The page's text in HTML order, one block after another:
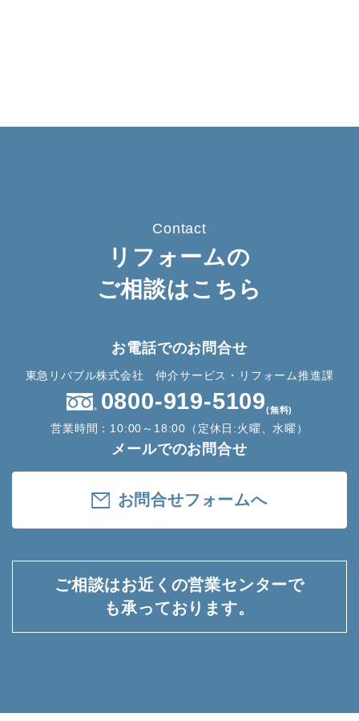
Contact
リフォームの
ご相談はこちら
お電話でのお問合せ
東急リバブル株式会社 仲介サービス・リフォーム推進課
0800-919-5109(無料)
営業時間：10:00～18:00（定休日:火曜、水曜）
メールでのお問合せ
お問合せフォームへ
ご相談はお近くの営業センターで
も承っております。